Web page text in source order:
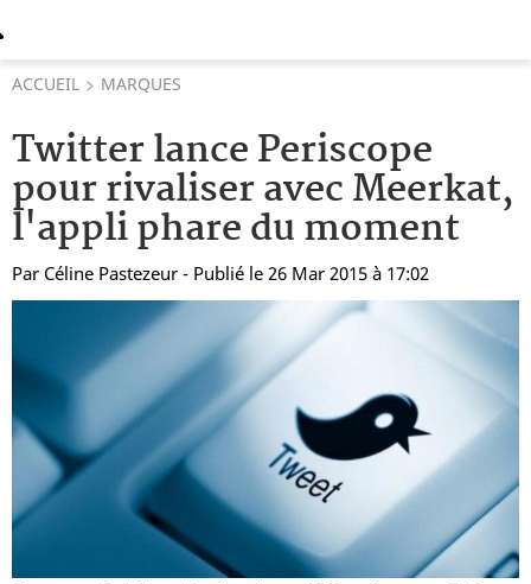
ACCUEIL MARQUES
Twitter lance Periscope
pour rivaliser avec Meerkat,
l'appli phare du moment
Par Céline Pastezeur - Publié le 26 Mar 2015 à 17:02